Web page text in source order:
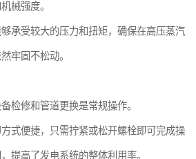
械强度。
承受较大的压力和扭矩，确保在高压蒸汽
牢固不松动。
检修和管道更换是常规操作。
式便捷，只需拧紧或松开螺栓即可完成操
提高了发电系统的整体利用率。